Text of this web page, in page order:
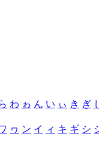
わ ゎ ん い ぃ き ぎ
ヮ ン イ ィ キ ギ シ